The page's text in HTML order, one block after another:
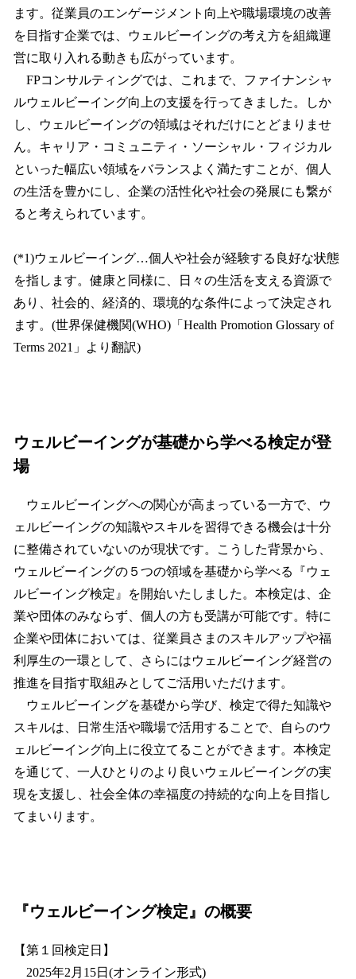
ます。従業員のエンゲージメント向上や職場環境の改善
を目指す企業では、ウェルビーイングの考え方を組織運
営に取り入れる動きも広がっています。
FPコンサルティングでは、これまで、ファイナンシャ
ルウェルビーイング向上の支援を行ってきました。しか
し、ウェルビーイングの領域はそれだけにとどまりませ
ん。キャリア・コミュニティ・ソーシャル・フィジカル
といった幅広い領域をバランスよく満たすことが、個人
の生活を豊かにし、企業の活性化や社会の発展にも繋が
ると考えられています。
(*1)ウェルビーイング…個人や社会が経験する良好な状態
を指します。健康と同様に、日々の生活を支える資源で
あり、社会的、経済的、環境的な条件によって決定され
ます。(世界保健機関(WHO)「Health Promotion Glossary of
Terms 2021」より翻訳)
ウェルビーイングが基礎から学べる検定が登
場
ウェルビーイングへの関心が高まっている一方で、ウ
ェルビーイングの知識やスキルを習得できる機会は十分
に整備されていないのが現状です。こうした背景から、
ウェルビーイングの５つの領域を基礎から学べる『ウェ
ルビーイング検定』を開始いたしました。本検定は、企
業や団体のみならず、個人の方も受講が可能です。特に
企業や団体においては、従業員さまのスキルアップや福
利厚生の一環として、さらにはウェルビーイング経営の
推進を目指す取組みとしてご活用いただけます。
ウェルビーイングを基礎から学び、検定で得た知識や
スキルは、日常生活や職場で活用することで、自らのウ
ェルビーイング向上に役立てることができます。本検定
を通じて、一人ひとりのより良いウェルビーイングの実
現を支援し、社会全体の幸福度の持続的な向上を目指し
てまいります。
『ウェルビーイング検定』の概要
【第１回検定日】
2025年2月15日(オンライン形式)